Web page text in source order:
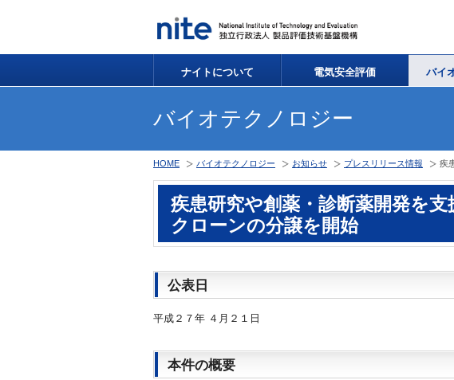
ナイトについて 電気安全評価 バイ
バイオテクノロジー
HOME バイオテクノロジー お知らせ プレスリリース情報 疾
疾患研究や創薬・診断薬開発を
クローンの分譲を開始
公表日
平成２７年 ４月２１日
本件の概要